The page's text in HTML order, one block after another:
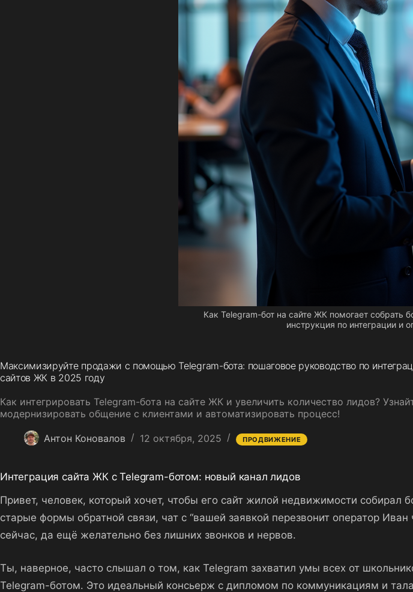
Как Telegram-бот на сайте ЖК помогает собрать
инструкция по интеграции и
Максимизируйте продажи с помощью Telegram-бота: пошаговое руководство по
сайтов ЖК в 2025 году
Как интегрировать Telegram-бота на сайте ЖК и увеличить количество лидов?
модернизировать общение с клиентами и автоматизировать процесс!
Антон Коновалов 12 октября, 2025 ПРОДВИЖЕНИЕ
Интеграция сайта ЖК с Telegram-ботом: новый канал лидов
Привет, человек, который хочет, чтобы его сайт жилой недвижимости
старые формы обратной связи, чат с “вашей заявкой перезвонит оператор
сейчас, да ещё желательно без лишних звонков и нервов.
Ты, наверное, часто слышал о том, как Telegram захватил умы всех от
Telegram-ботом. Это идеальный консьерж с дипломом по коммуникациям и